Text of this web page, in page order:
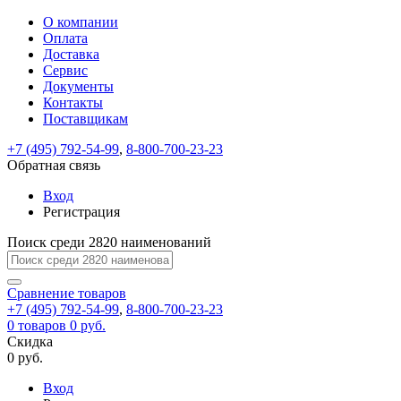
ВходРегистрация
test@example.com
отправлена
по
ней
завершения
регистрации.
Ок
Запомнить
меня
Забыли
Восстановление
пароля
Заполните
форму.
Мы
отправим
ссылку
указанный
электронный
перейдя
по
которой
вы
задать
На
вашу
почту
test@test.ru
ссылка.
Перейдите
по
для
смены
пароля.
Введите
новый
пароль
Сменить
Пароль
успешно
восстановлен
Обратная
связь
Сообщение
пользовательского
сообщение
успешно
отправлено.
О компании
Оплата
Доставка
Сервис
Документы
Контакты
Поставщикам
+7 (495) 792-54-99, 8-800-700-23-23
Обратная связь
Вход
Регистрация
Поиск среди 2820 наименований
Сравнение товаров
+7 (495) 792-54-99, 8-800-700-23-23
0 товаров 0 руб.
Скидка
0 руб.
Вход